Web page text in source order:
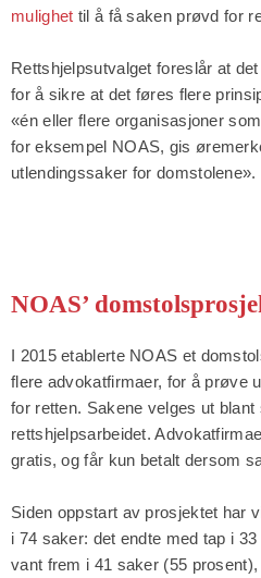
mulighet til å få saken prøvd for
Rettshjelpsutvalget foreslår at
for å sikre at det føres flere
«én eller flere organisasjoner
for eksempel NOAS, gis
utlendingssaker for domstolene».
NOAS’
I 2015 etablerte NOAS et
flere advokatfirmaer, for å prøve
for retten. Sakene velges ut
rettshjelpsarbeidet.
gratis, og får kun betalt dersom
Siden oppstart av prosjektet har
i 74 saker: det endte med tap i
vant frem i 41 saker (55